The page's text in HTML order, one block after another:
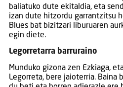
baliatuko dute ekitaldia, eta
izan dute hitzordu garrantzitsu
Blues bat bizitzari liburuaren
egin diete.
Legorretarra barruraino
Munduko gizona zen Ezkiaga,
Legorreta, bere jaioterria. Baina